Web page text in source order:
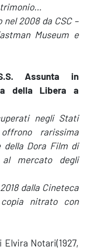
2008 da CSC –
Museum e
Assunta in
della Libera a
negli Stati
rarissima
della Dora Film di
al mercato degli
dalla Cineteca
nitrato con
Elvira Notari(1927,